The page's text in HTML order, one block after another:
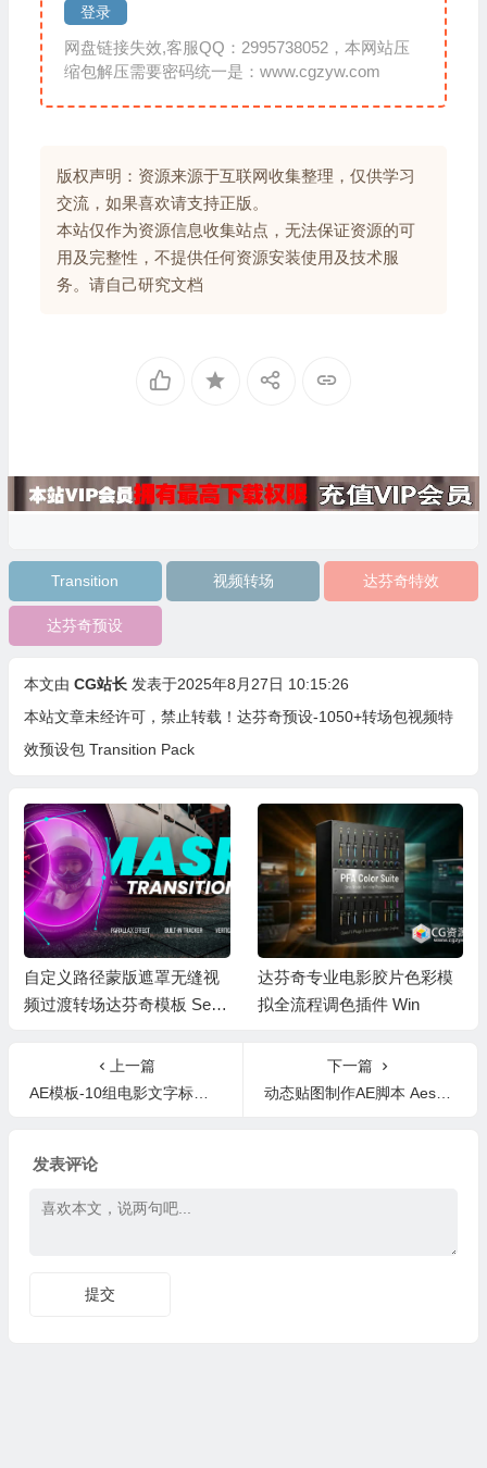
登录
网盘链接失效,客服QQ：2995738052，本网站压
缩包解压需要密码统一是：www.cgzyw.com
版权声明：资源来源于互联网收集整理，仅供学习
交流，如果喜欢请支持正版。
本站仅作为资源信息收集站点，无法保证资源的可
用及完整性，不提供任何资源安装使用及技术服
务。请自己研究文档
Transition 视频转场 达芬奇特效
达芬奇预设
本文由 CG站长 发表于2025年8月27日 10:15:26
本站文章未经许可，禁止转载！ 达芬奇预设-1050+转场包视频特
效预设包 Transition Pack
自定义路径蒙版遮罩无缝视
频过渡转场达芬奇模板 Sea
达芬奇专业电影胶片色彩模
拟全流程调色插件 Win
上一篇
AE模板-10组电影文字标题排版场景动画 Title Card Vol. 02 Ae
下一篇
动态贴图制作AE脚本 Aescripts Ray Dynamic Texture V1.5.8 + 使用教程
发表评论